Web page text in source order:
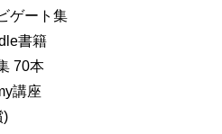
ゲート集
書籍
70本
講座
)